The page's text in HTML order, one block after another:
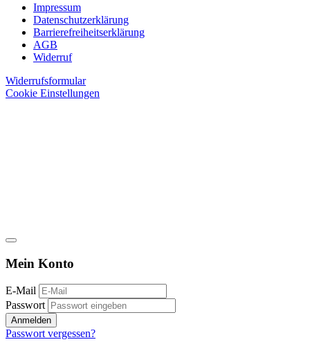
Impressum
Datenschutzerklärung
Barrierefreiheitserklärung
AGB
Widerruf
Widerrufsformular
Cookie Einstellungen
Mein Konto
E-Mail
Passwort
Anmelden
Passwort vergessen?